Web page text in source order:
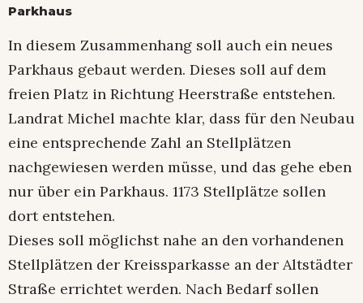
Parkhaus
In diesem Zusammenhang soll auch ein neues
Parkhaus gebaut werden. Dieses soll auf dem
freien Platz in Richtung Heerstraße entstehen.
Landrat Michel machte klar, dass für den Neubau
eine entsprechende Zahl an Stellplätzen
nachgewiesen werden müsse, und das gehe eben
nur über ein Parkhaus. 1173 Stellplätze sollen
dort entstehen.
Dieses soll möglichst nahe an den vorhandenen
Stellplätzen der Kreissparkasse an der Altstädter
Straße errichtet werden. Nach Bedarf sollen